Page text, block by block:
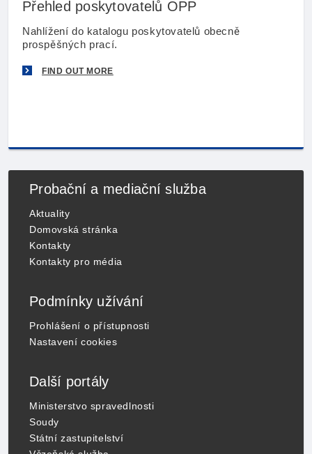
Přehled poskytovatelů OPP
Nahlížení do katalogu poskytovatelů obecně
prospěšných prací.
FIND OUT MORE
Probační a mediační služba
Aktuality
Domovská stránka
Kontakty
Kontakty pro média
Podmínky užívání
Prohlášení o přístupnosti
Nastavení cookies
Další portály
Ministerstvo spravedlnosti
Soudy
Státní zastupitelství